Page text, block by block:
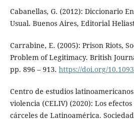
Cabanellas, G. (2012): Diccionario
Usual. Buenos Aires, Editorial
Carrabine, E. (2005): Prison Riots,
Problem of Legitimacy. British
pp. 896 – 913. https://doi.org/
Centro de estudios
violencia (CELIV) (2020): Los
cárceles de Latinoamérica.